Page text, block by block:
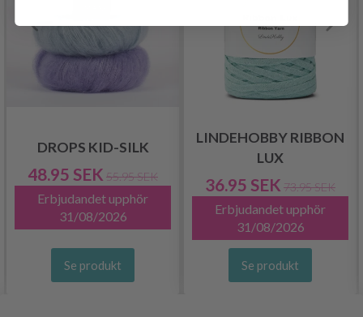
DROPS KID-SILK
48.95 SEK 55.95 SEK
Erbjudandet upphör
31/08/2026
Se produkt
LINDEHOBBY RIBBON
LUX
36.95 SEK 73.95 SEK
Erbjudandet upphör
31/08/2026
Se produkt